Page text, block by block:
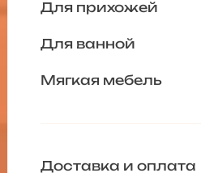
Для прихожей
Для ванной
Мягкая мебель
Доставка и оплата